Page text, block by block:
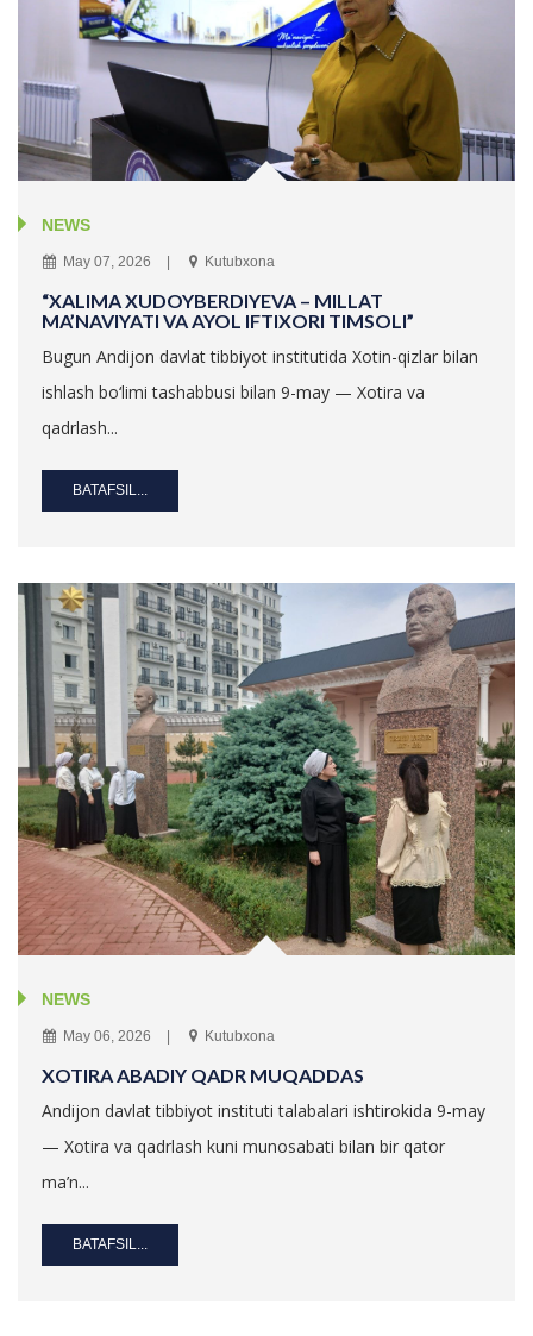
NEWS
May 07, 2026 Kutubxona
“XALIMA XUDOYBERDIYEVA – MILLAT
MA’NAVIYATI VA AYOL IFTIXORI TIMSOLI”
Bugun Andijon davlat tibbiyot institutida Xotin-qizlar bilan
ishlash bo‘limi tashabbusi bilan 9-may — Xotira va
qadrlash...
BATAFSIL...
NEWS
May 06, 2026 Kutubxona
XOTIRA ABADIY QADR MUQADDAS
Andijon davlat tibbiyot instituti talabalari ishtirokida 9-may
— Xotira va qadrlash kuni munosabati bilan bir qator
ma’n...
BATAFSIL...